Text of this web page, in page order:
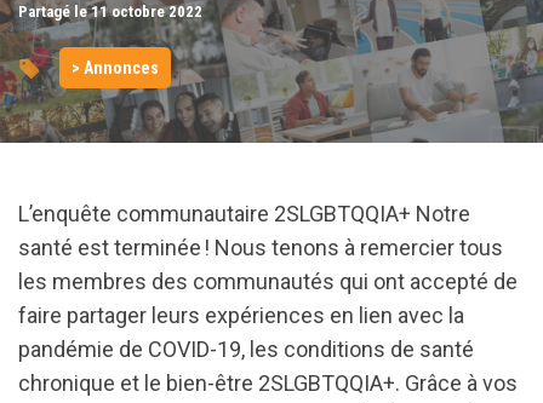
Partagé le 11octobre2022
> Annonces
L’enquête communautaire 2SLGBTQQIA+ Notre
santé est terminée ! Nous tenons à remercier tous
les membres des communautés qui ont accepté de
faire partager leurs expériences en lien avec la
pandémie de COVID-19, les conditions de santé
chronique et le bien-être 2SLGBTQQIA+. Grâce à vos